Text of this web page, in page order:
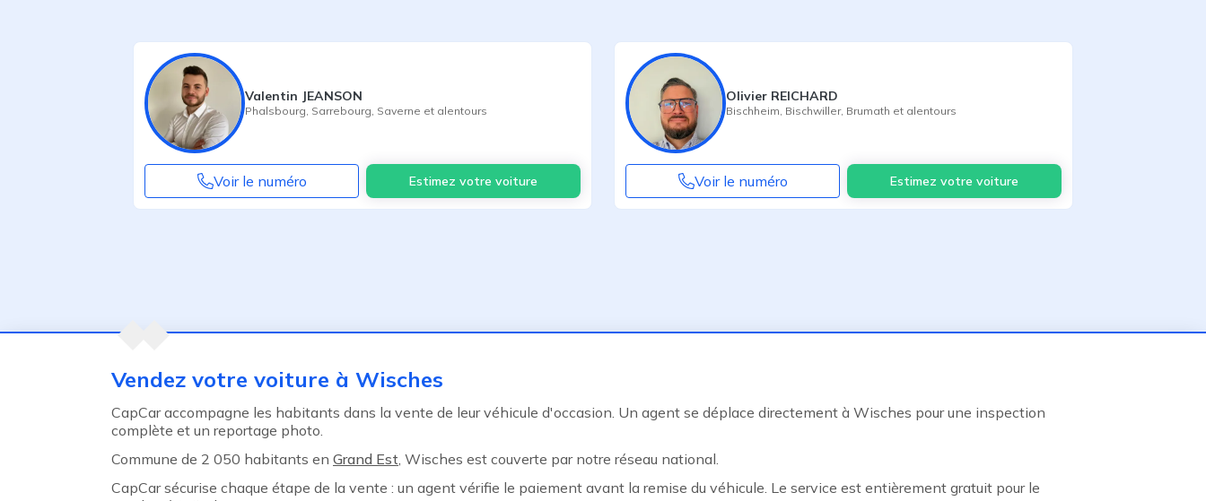
Valentin JEANSON
Phalsbourg Sarrebourg Saverne et alentours
Voir le numéro Estimez votre voiture
Olivier REICHARD
Bischheim Bischwiller, Brumath et alentours
Voir le numéro Estimez votre voiture
Agent précédentVendez votre voiture à Wisches
CapCar accompagne les habitants dans la vente de leur véhicule d'occasion. Un agent se déplace directement à Wisches pour une inspection
complète et un reportage photo.
Commune de 2 050 habitants en Grand Est, Wisches est couverte par notre réseau national.
CapCar sécurise chaque étape de la vente : un agent vérifie le paiement avant la remise du véhicule. Le service est entièrement gratuit pour le